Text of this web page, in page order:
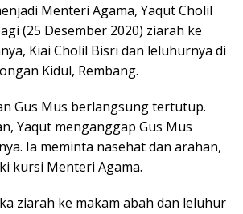
Menteri Agama, Yaqut Cholil
(25 Desember 2020) ziarah ke
Kiai Cholil Bisri dan leluhurnya di
Kidul, Rembang.
Gus Mus berlangsung tertutup.
Yaqut menganggap Gus Mus
Ia meminta nasehat dan arahan,
kursi Menteri Agama.
ziarah ke makam abah dan leluhur